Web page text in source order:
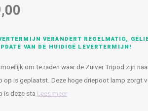
VERANDERT REGELMATIG,
VAN DE HUIDIGE LEVERTERMIJN!
om te raden waar de Zuiver Tripod zijn
op is geplaatst. Deze hoge driepoot lamp zorgt
is deze staLees meer